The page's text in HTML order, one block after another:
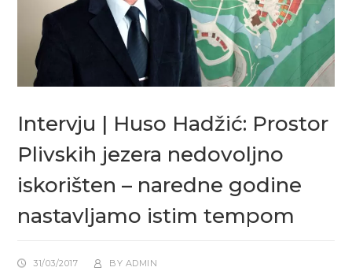
Intervju | Huso Hadžić: Prostor
Plivskih jezera nedovoljno
iskorišten – naredne godine
nastavljamo istim tempom
31/03/2017 BY ADMIN